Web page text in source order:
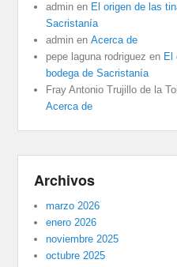
admin en El origen de las
Sacristanía
admin enAcerca de
pepe laguna rodriguez en El
bodega de Sacristanía
Fray Antonio Trujillo de la
Acerca de
Archivos
marzo 2026
enero 2026
noviembre 2025
octubre 2025